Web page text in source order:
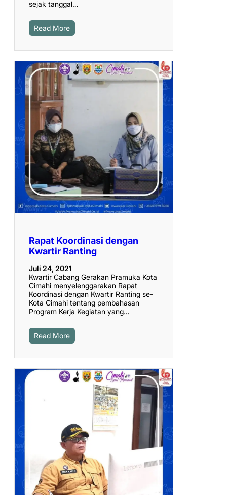
sejak tanggal…
Read More
Rapat Koordinasi dengan
Kwartir Ranting
Juli 24, 2021
Kwartir Cabang Gerakan Pramuka Kota
Cimahi menyelenggarakan Rapat
Koordinasi dengan Kwartir Ranting se-
Kota Cimahi tentang pembahasan
Program Kerja Kegiatan yang…
Read More